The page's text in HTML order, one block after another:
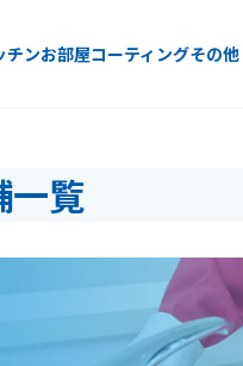
チンお部屋コーティングその他
一覧